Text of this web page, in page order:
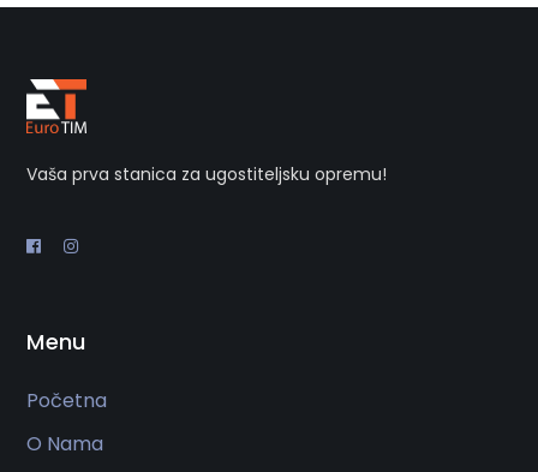
Vaša prva stanica za ugostiteljsku opremu!
Menu
Početna
O Nama